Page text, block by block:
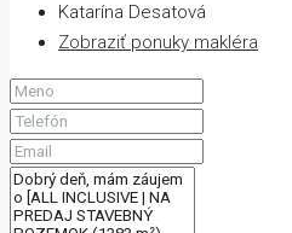
Katarína Desatová
Zobraziť ponuky makléra